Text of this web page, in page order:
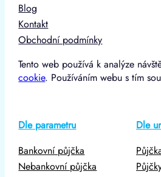
Blog
Kontakt
Obchodní podmínky
Tento web používá k analýze
cookie. Používáním webu s tím
Dle parametru
Bankovní půjčka
Nebankovní půjčka
Dle